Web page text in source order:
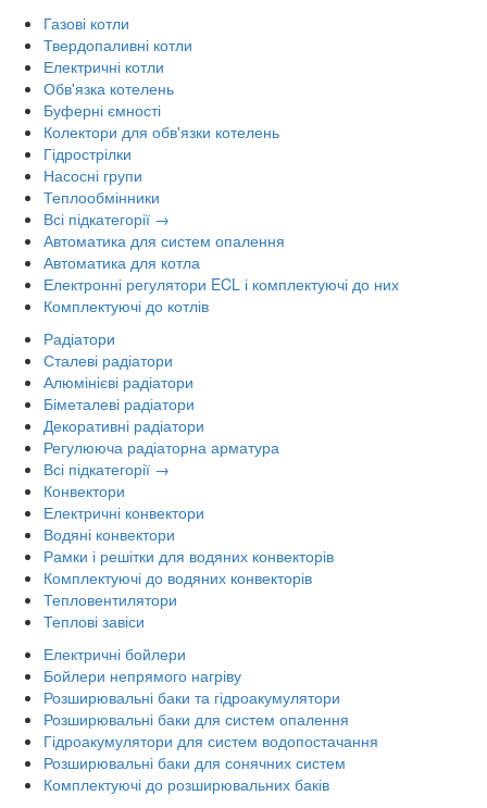
Газові котли
Твердопаливні котли
Електричні котли
Обв'язка котелень
Буферні ємності
Колектори для обв'язки котелень
Гідрострілки
Насосні групи
Теплообмінники
Всі підкатегорії →
Автоматика для систем опалення
Автоматика для котла
Електронні регулятори ECL і комплектуючі до них
Комплектуючі до котлів
Радіатори
Сталеві радіатори
Алюмінієві радіатори
Біметалеві радіатори
Декоративні радіатори
Регулююча радіаторна арматура
Всі підкатегорії →
Конвектори
Електричні конвектори
Водяні конвектори
Рамки і решітки для водяних конвекторів
Комплектуючі до водяних конвекторів
Тепловентилятори
Теплові завіси
Електричні бойлери
Бойлери непрямого нагріву
Розширювальні баки та гідроакумулятори
Розширювальні баки для систем опалення
Гідроакумулятори для систем водопостачання
Розширювальні баки для сонячних систем
Комплектуючі до розширювальних баків